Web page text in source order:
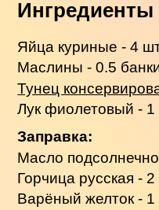
Ингредиенты
Яйца куриные - 4
Маслины - 0.5
Тунец
Лук фиолетовый - 1
Заправка:
Масло
Горчица русская - 2
Варёный желток - 1